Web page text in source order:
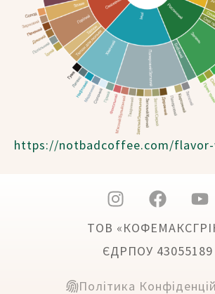
https://notbadcoffee.com/
ТОВ
ЄДРПОУ 43055189
Політика